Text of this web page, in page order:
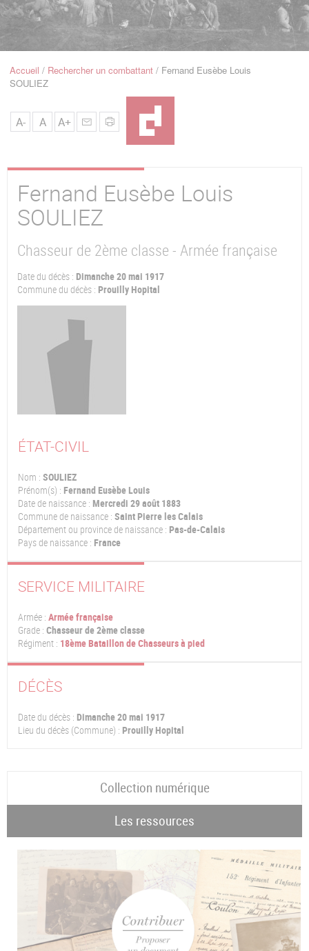
Navigation
Fil
Accueil Rechercher un combattant Fernand Eusèbe Louis
SOULIEZ
A- A A+
Fernand Eusèbe Louis
SOULIEZ
Chasseur de 2ème classe - Armée française
Date du décès : Dimanche 20 mai 1917
Commune du décès : Prouilly Hopital
ÉTAT-CIVIL
Nom : SOULIEZ
Prénom(s) : Fernand Eusèbe Louis
Date de naissance : Mercredi 29 août 1883
Commune de naissance : Saint Pierre les Calais
Département ou province de naissance : Pas-de-Calais
Pays de naissance : France
SERVICE MILITAIRE
Armée : Armée française
Grade : Chasseur de 2ème classe
Régiment : 18ème Bataillon de Chasseurs à pied
DÉCÈS
Date du décès : Dimanche 20 mai 1917
Lieu du décès (Commune) : Prouilly Hopital
Collection numérique
Les ressources